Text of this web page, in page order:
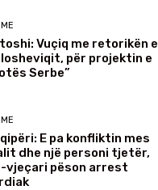
Vuçiq me retorikën e
për projektin e
Serbe”
E pa konfliktin mes
dhe një personi tjetër,
vjeçari pëson arrest